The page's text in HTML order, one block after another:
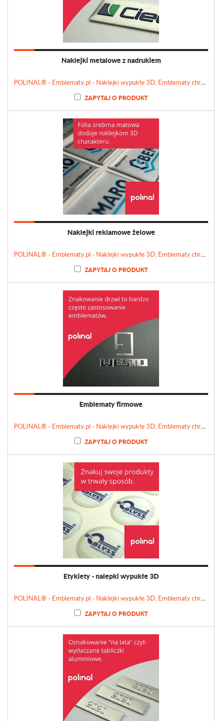
Naklejki metalowe z nadrukiem
POLINAL® - Emblematy.pl - Naklejki wypukłe 3D, Emblematy chromowane, Tabliczki, Etykiety
ZAPYTAJ O PRODUKT
Naklejki reklamowe żelowe
POLINAL® - Emblematy.pl - Naklejki wypukłe 3D, Emblematy chromowane, Tabliczki, Etykiety
ZAPYTAJ O PRODUKT
Emblematy firmowe
POLINAL® - Emblematy.pl - Naklejki wypukłe 3D, Emblematy chromowane, Tabliczki, Etykiety
ZAPYTAJ O PRODUKT
Etykiety - nalepki wypukłe 3D
POLINAL® - Emblematy.pl - Naklejki wypukłe 3D, Emblematy chromowane, Tabliczki, Etykiety
ZAPYTAJ O PRODUKT